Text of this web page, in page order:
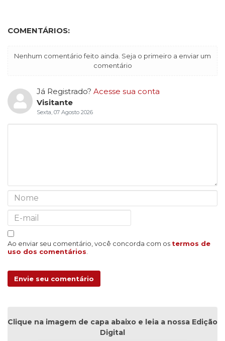
COMENTÁRIOS:
Nenhum comentário feito ainda. Seja o primeiro a enviar um
comentário
Já Registrado? Acesse sua conta
Visitante
Sexta, 07 Agosto 2026
Ao enviar seu comentário, você concorda com os termos de
uso dos comentários
Envie seu comentário
Clique na imagem de capa abaixo e leia a nossa Edição
Digital